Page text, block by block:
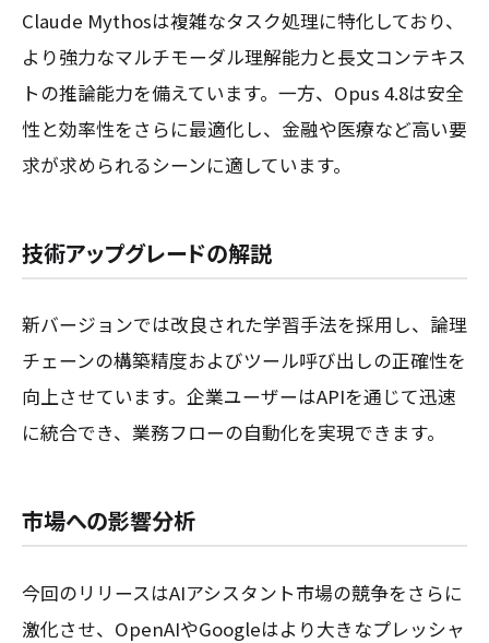
Claude Mythosは複雑なタスク処理に特化しており、
より強力なマルチモーダル理解能力と長文コンテキス
トの推論能力を備えています。一方、Opus 4.8は安全
性と効率性をさらに最適化し、金融や医療など高い要
求が求められるシーンに適しています。
技術アップグレードの解説
新バージョンでは改良された学習手法を採用し、論理
チェーンの構築精度およびツール呼び出しの正確性を
向上させています。企業ユーザーはAPIを通じて迅速
に統合でき、業務フローの自動化を実現できます。
市場への影響分析
今回のリリースはAIアシスタント市場の競争をさらに
激化させ、OpenAIやGoogleはより大きなプレッシャ